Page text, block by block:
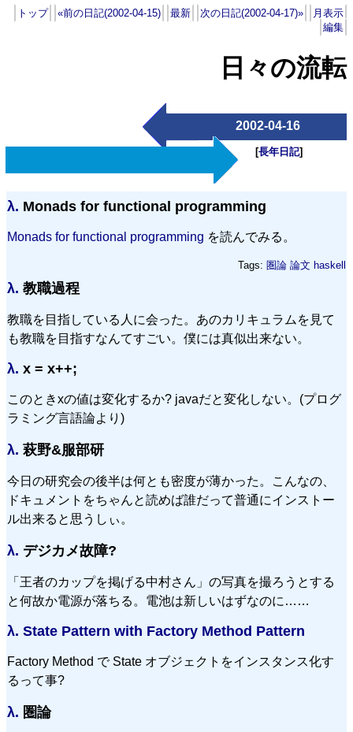
トップ «前の日記(2002-04-15) 最新 次の日記(2002-04-17)»
月表示
編集
日々の流転
2002-04-16
[長年日記]
λ. Monads for functional programming
Monads for functional programming を読んでみる。
Tags: 圏論 論文 haskell
λ. 教職過程
教職を目指している人に会った。あのカリキュラムを見て
も教職を目指すなんてすごい。僕には真似出来ない。
λ. x = x++;
このときxの値は変化するか? javaだと変化しない。(プログ
ラミング言語論より)
λ. 萩野&服部研
今日の研究会の後半は何とも密度が薄かった。こんなの、
ドキュメントをちゃんと読めば誰だって普通にインストー
ル出来ると思うしぃ。
λ. デジカメ故障?
「王者のカップを掲げる中村さん」の写真を撮ろうとする
と何故か電源が落ちる。電池は新しいはずなのに……
λ. State Pattern with Factory Method Pattern
Factory Method で State オブジェクトをインスタンス化す
るって事?
λ. 圏論